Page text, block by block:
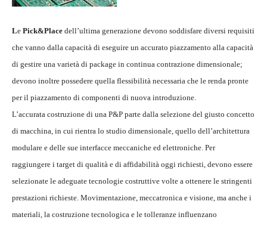
Le Pick&Place dell’ultima generazione devono soddisfare diversi requisiti
che vanno dalla capacità di eseguire un accurato piazzamento alla capacità
di gestire una varietà di package in continua contrazione dimensionale;
devono inoltre possedere quella flessibilità necessaria che le renda pronte
per il piazzamento di componenti di nuova introduzione.
L’accurata costruzione di una P&P parte dalla selezione del giusto concetto
di macchina, in cui rientra lo studio dimensionale, quello dell’architettura
modulare e delle sue interfacce meccaniche ed elettroniche. Per
raggiungere i target di qualità e di affidabilità oggi richiesti, devono essere
selezionate le adeguate tecnologie costruttive volte a ottenere le stringenti
prestazioni richieste. Movimentazione, meccatronica e visione, ma anche i
materiali, la costruzione tecnologica e le tolleranze influenzano